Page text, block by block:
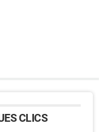
CLICS